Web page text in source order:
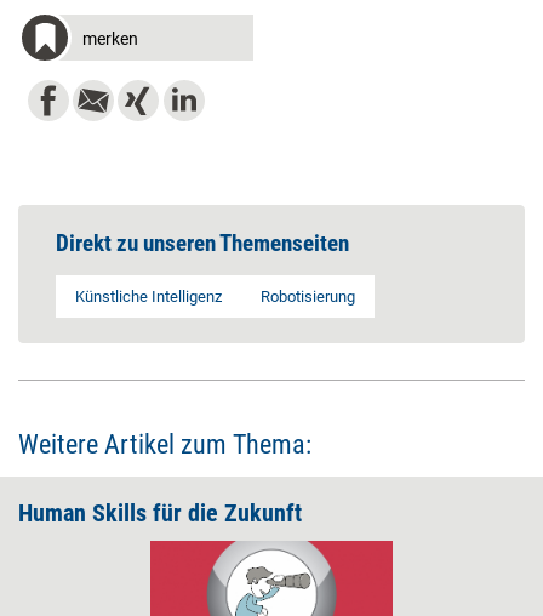
merken
Direkt zu unseren Themenseiten
Künstliche Intelligenz Robotisierung
Weitere Artikel zum Thema:
Human Skills für die Zukunft